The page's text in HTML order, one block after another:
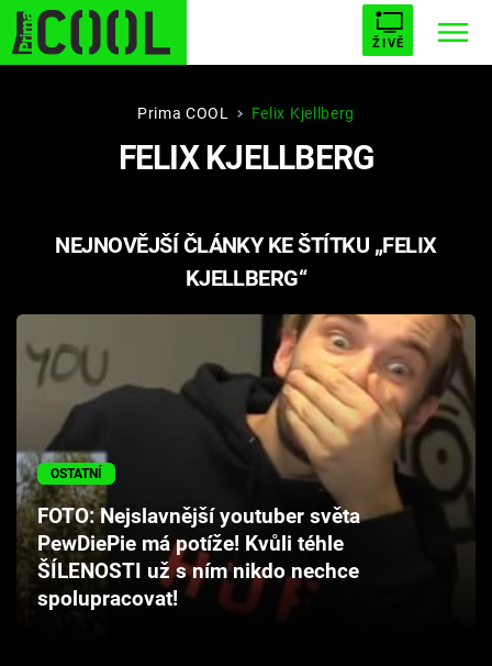
ŽIVĚ
STARHOUSE BUFFY, PŘEMOŽITELKA UPÍRŮ
PLNEJ KOTEL AVENGERS 5
Filmy
Seriály
Hry
Cool Esport
Pořady
Prima COOL Felix Kjellberg
FELIX KJELLBERG
NEJNOVĚJŠÍ ČLÁNKY KE ŠTÍTKU „FELIX
KJELLBERG“
OSTATNÍ
FOTO: Nejslavnější youtuber světa
PewDiePie má potíže! Kvůli téhle
ŠÍLENOSTI už s ním nikdo nechce
spolupracovat!